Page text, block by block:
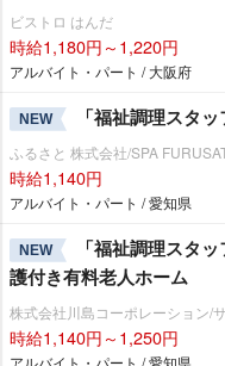
ビストロ はんだ
時給1,180円～1,220円
アルバイト・パート / 大阪府
NEW 「福祉調理スタ
ふるさと 株式会社/SPA
時給1,140円
アルバイト・パート / 愛知県
NEW
「福祉調理スタ
護付き有料老人ホーム
株式会社川島コーポレーション/
時給1,140円～1,250円
アルバイト・パート / 愛知県